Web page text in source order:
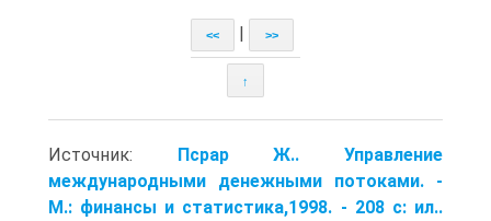
<< >>
↑
Источник: Псрар Ж.. Управление
международными денежными потоками. -
М.: финансы и статистика,1998. - 208 с: ил..